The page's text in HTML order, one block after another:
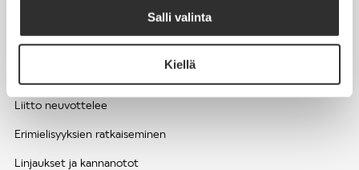
Salli valinta
Kiellä
EDUNVALVONTA
Liitto neuvottelee
Erimielisyyksien ratkaiseminen
Linjaukset ja kannanotot